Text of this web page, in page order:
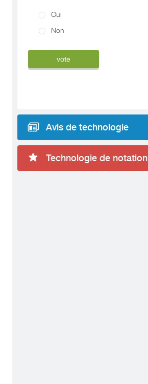
Oui
Non
Avis de technologie
Technologie de notation